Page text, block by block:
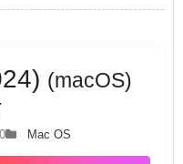
(macOS)
0 Mac OS